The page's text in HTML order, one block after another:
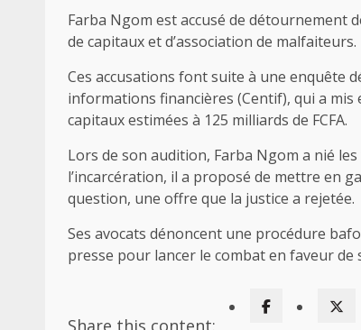
Farba Ngom est accusé de détournement
de capitaux et d’association de malfaiteurs.
Ces accusations font suite à une enquête
informations financières (Centif), qui a mis
capitaux estimées à 125 milliards de FCFA.
Lors de son audition, Farba Ngom a nié
l’incarcération, il a proposé de mettre en
question, une offre que la justice a rejetée.
Ses avocats dénoncent une procédure
presse pour lancer le combat en faveur de
Share this content: